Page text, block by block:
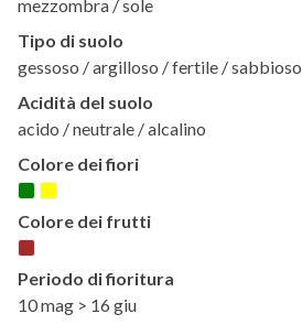
mezzombra / sole
Tipo di suolo
gessoso / argilloso / fertile / sabbioso
Acidità del suolo
acido / neutrale / alcalino
Colore dei fiori
Colore dei frutti
Periodo di fioritura
10 mag > 16 giu